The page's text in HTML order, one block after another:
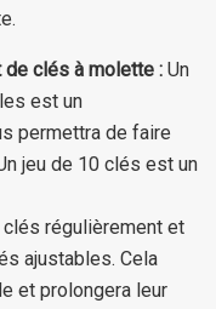
clés à molette : Un
est un
permettra de faire
jeu de 10 clés est un
régulièrement et
ajustables. Cela
et prolongera leur